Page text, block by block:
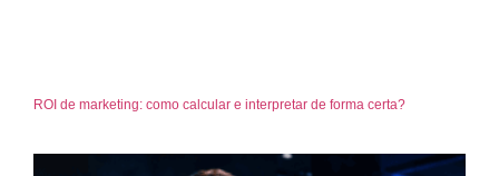
ROI de marketing: como calcular e interpretar de forma certa?